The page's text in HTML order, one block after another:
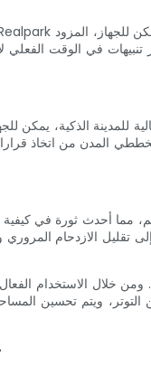
في الوقت الفعلي
المدن من اتخاذ
بنسبة 30% في المتوسط، مما